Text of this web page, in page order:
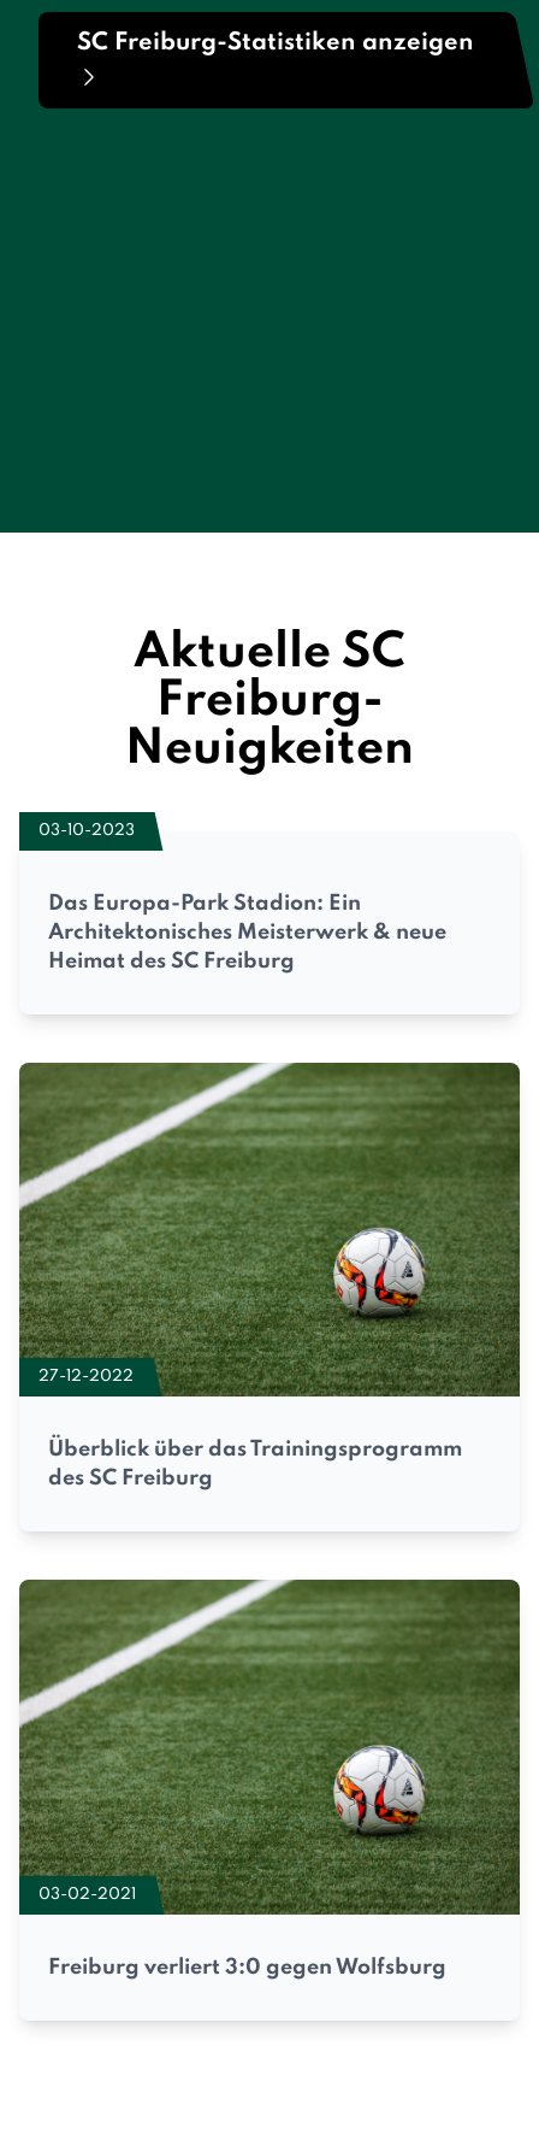
SC Freiburg-Statistiken anzeigen
Aktuelle SC
Freiburg-
Neuigkeiten
03-10-2023
Das Europa-Park Stadion: Ein
Architektonisches Meisterwerk & neue
Heimat des SC Freiburg
27-12-2022
Überblick über das Trainingsprogramm
des SC Freiburg
03-02-2021
Freiburg verliert 3:0 gegen Wolfsburg